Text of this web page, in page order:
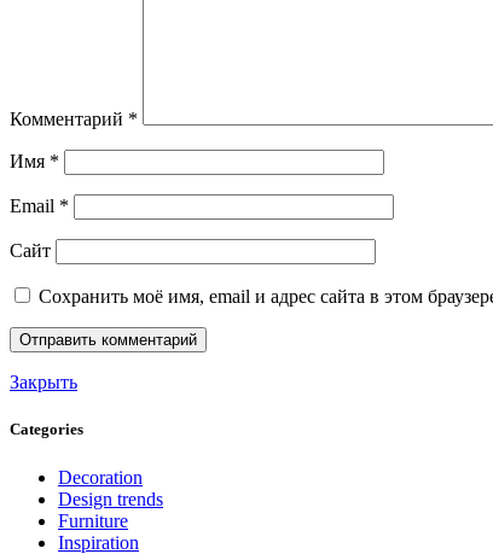
Комментарий *
Имя *
Email *
Сайт
Сохранить моё имя, email и адрес сайта в этом
Закрыть
Categories
Decoration
Design trends
Furniture
Inspiration